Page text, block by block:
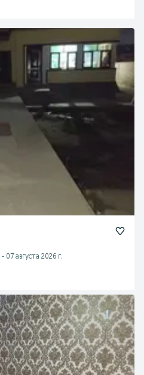
- 07 августа 2026 г.